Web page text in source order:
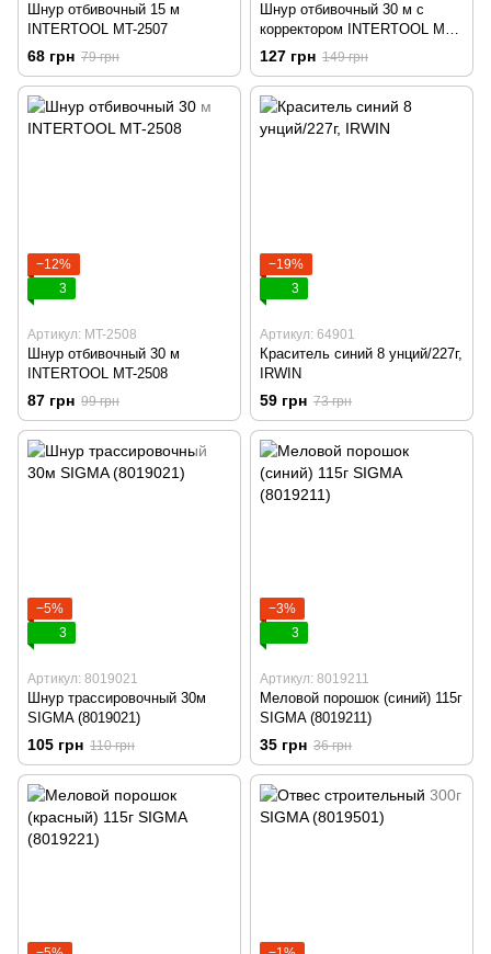
Шнур отбивочный 15 м
INTERTOOL MT-2507
68 грн 79 грн
Шнур отбивочный 30 м с
корректором INTERTOOL MT-
2506
127 грн 149 грн
−12%
3
Артикул: MT-2508
Шнур отбивочный 30 м
INTERTOOL MT-2508
87 грн 99 грн
−19%
3
Артикул: 64901
Краситель синий 8 унций/227г,
IRWIN
59 грн 73 грн
−5%
3
Артикул: 8019021
Шнур трассировочный 30м
SIGMA (8019021)
105 грн 110 грн
−3%
3
Артикул: 8019211
Меловой порошок (синий) 115г
SIGMA (8019211)
35 грн 36 грн